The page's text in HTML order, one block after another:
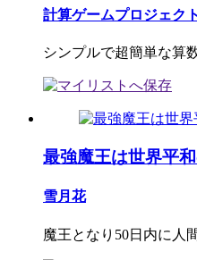
計算ゲームプロジェクト
シンプルで超簡単な算
最強魔王は世界平
雪月花
魔王となり50日内に人